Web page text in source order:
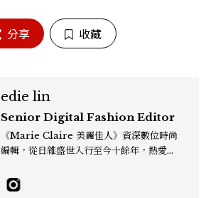
分享 收藏
edie lin
Senior Digital Fashion Editor
《Marie Claire 美麗佳人》資深數位時尚
編輯，從日雜盛世入行至今十餘年，熱愛服
研究，還有點天秤座一眼看穿「這會紅」的
美感本能，更擅長把流行轉化成讀者真正用